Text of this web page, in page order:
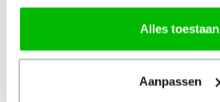
Alles toestaan
Aanpassen
0Reviews